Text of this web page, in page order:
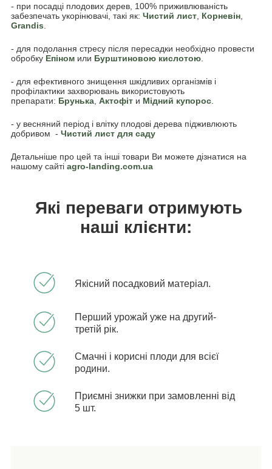
- при посадці плодових дерев, 100% приживлюваність
забезпечать укорінювачі, такі як: Чистий лист Корневін
Grandis
- для подолання стресу після пересадки необхідно провести
обробку Епіном или Бурштиновою кислотою
- для ефективного знищення шкідливих організмів і
профілактики захворювань використовують
препарати: Брунька Актофіт и Мідний купорос
- у весняний період і влітку плодові дерева підживлюють
добривом - Чистий лист для саду
Детальніше про цей та інші товари Ви можете дізнатися на
нашому сайті agro-landing.com.ua
Які переваги отримують
наші клієнти:
Якісний посадковий матеріал.
Перший урожай уже на другий-
третій рік.
Смачні і корисні плоди для всієї
родини.
Приємні знижки при замовленні від
5 шт.